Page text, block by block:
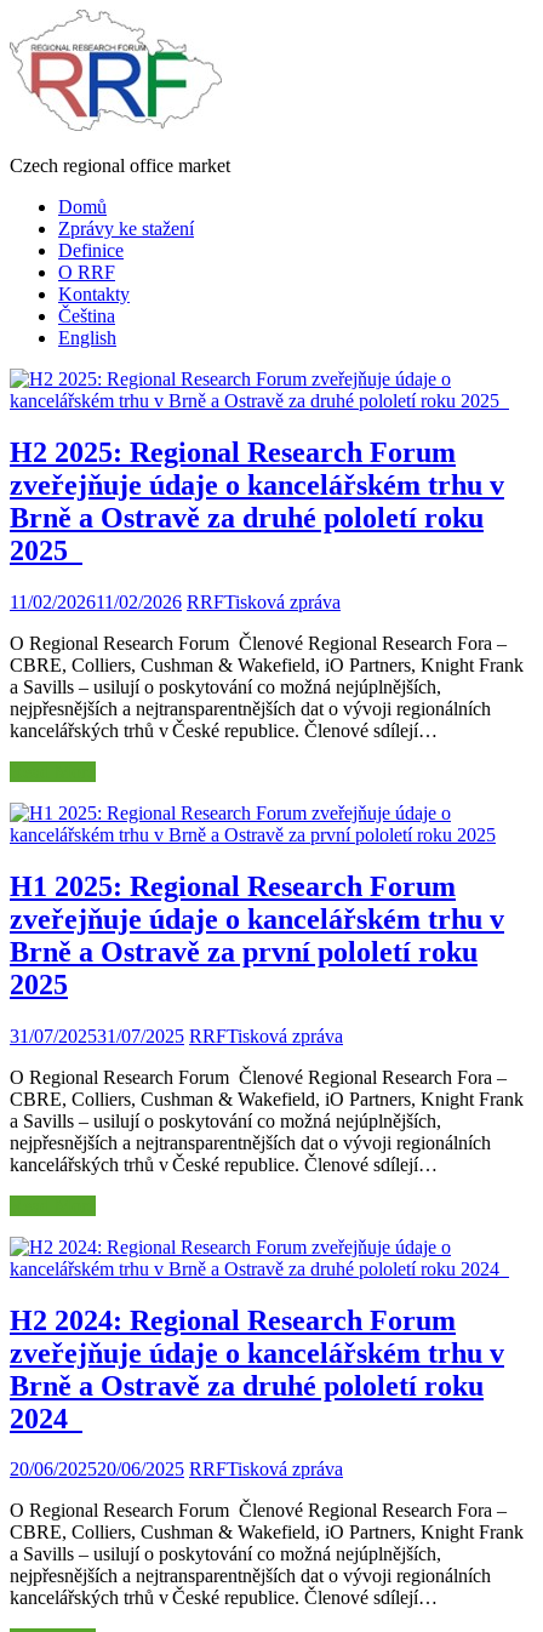
Czech regional office market
Domů
Zprávy ke stažení
Definice
O RRF
Kontakty
Čeština
English
H2 2025: Regional Research Forum
zveřejňuje údaje o kancelářském trhu v
Brně a Ostravě za druhé pololetí roku
2025
11/02/202611/02/2026 RRFTisková zpráva
O Regional Research Forum Členové Regional Research Fora –
CBRE, Colliers, Cushman & Wakefield, iO Partners, Knight Frank
a Savills – usilují o poskytování co možná nejúplnějších,
nejpřesnějších a nejtransparentnějších dat o vývoji regionálních
kancelářských trhů v České republice. Členové sdílejí…
H1 2025: Regional Research Forum
zveřejňuje údaje o kancelářském trhu v
Brně a Ostravě za první pololetí roku
2025
31/07/202531/07/2025 RRFTisková zpráva
O Regional Research Forum Členové Regional Research Fora –
CBRE, Colliers, Cushman & Wakefield, iO Partners, Knight Frank
a Savills – usilují o poskytování co možná nejúplnějších,
nejpřesnějších a nejtransparentnějších dat o vývoji regionálních
kancelářských trhů v České republice. Členové sdílejí…
H2 2024: Regional Research Forum
zveřejňuje údaje o kancelářském trhu v
Brně a Ostravě za druhé pololetí roku
2024
20/06/202520/06/2025 RRFTisková zpráva
O Regional Research Forum Členové Regional Research Fora –
CBRE, Colliers, Cushman & Wakefield, iO Partners, Knight Frank
a Savills – usilují o poskytování co možná nejúplnějších,
nejpřesnějších a nejtransparentnějších dat o vývoji regionálních
kancelářských trhů v České republice. Členové sdílejí…